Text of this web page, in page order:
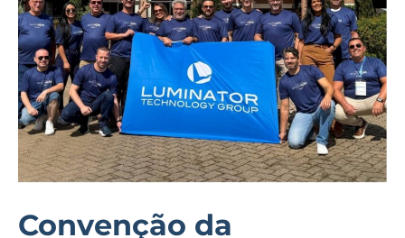
Convenção da
crescimento
e
novos
produtos